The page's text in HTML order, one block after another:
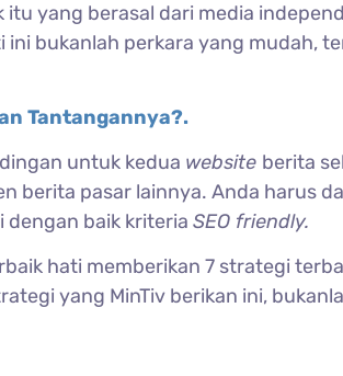
itu yang berasal dari media
ini bukanlah perkara yang mudah,
Tantangannya?.
untuk kedua website berita
berita pasar lainnya. Anda harus
dengan baik kriteria SEO friendly.
hati memberikan 7 strategi
yang MinTiv berikan ini,